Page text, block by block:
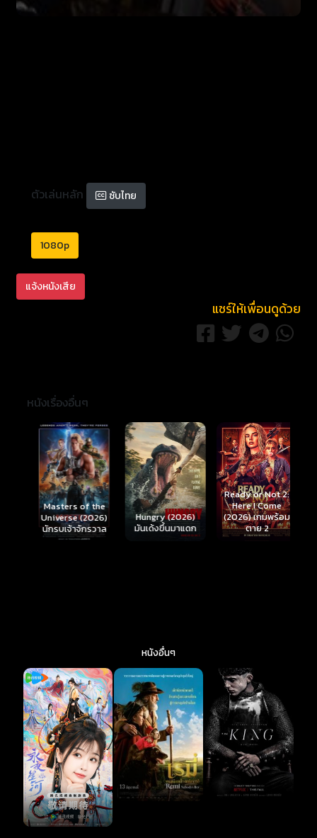
ตัวเล่นหลัก ซับไทย
1080p
แจ้งหนังเสีย
แชร์ให้เพื่อนดูด้วย
หนังเรื่องอื่นๆ
Masters of the
Universe (2026)
นักรบเจ้าจักรวาล
Hungry (2026)
มันเด้งขึ้นมาแดก
Ready or Not 2:
Here I Come
(2026) เกมพร้อม
ตาย 2
หนังอื่นๆ